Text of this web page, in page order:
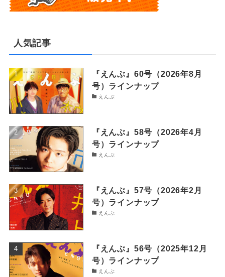
人気記事
『えんぶ』60号（2026年8月
号）ラインナップ
えんぶ
『えんぶ』58号（2026年4月
号）ラインナップ
えんぶ
『えんぶ』57号（2026年2月
号）ラインナップ
えんぶ
『えんぶ』56号（2025年12月
号）ラインナップ
えんぶ